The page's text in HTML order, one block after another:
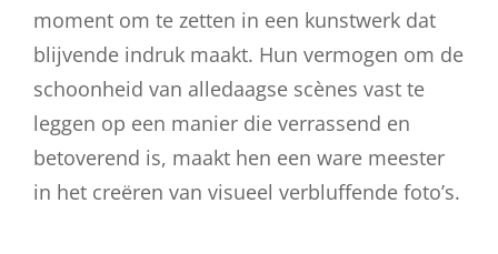
moment om te zetten in een kunstwerk dat
blijvende indruk maakt. Hun vermogen om de
schoonheid van alledaagse scènes vast te
leggen op een manier die verrassend en
betoverend is, maakt hen een ware meester
in het creëren van visueel verbluffende foto’s.